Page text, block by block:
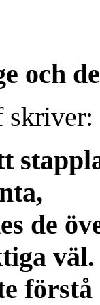
och
skriver:
de
väl.
förstå